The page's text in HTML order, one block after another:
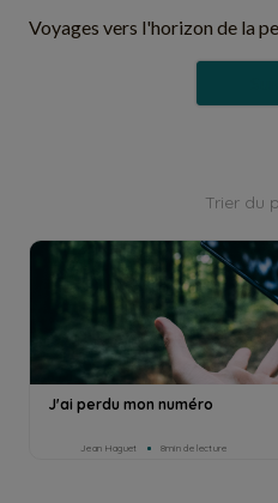
Voyages vers l'horizon de la
Trier du
J'ai perdu mon numéro
Jean Haguet 8min de lecture